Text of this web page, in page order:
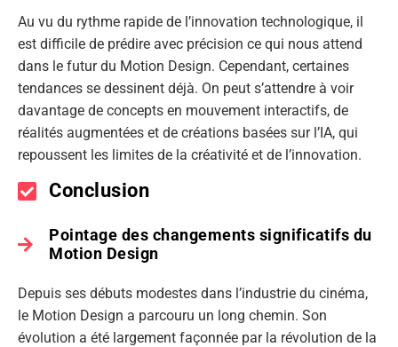
Au vu du rythme rapide de l’innovation technologique, il
est difficile de prédire avec précision ce qui nous attend
dans le futur du Motion Design. Cependant, certaines
tendances se dessinent déjà. On peut s’attendre à voir
davantage de concepts en mouvement interactifs, de
réalités augmentées et de créations basées sur l’IA, qui
repoussent les limites de la créativité et de l’innovation.
Conclusion
Pointage des changements significatifs du
Motion Design
Depuis ses débuts modestes dans l’industrie du cinéma,
le Motion Design a parcouru un long chemin. Son
évolution a été largement façonnée par la révolution de la